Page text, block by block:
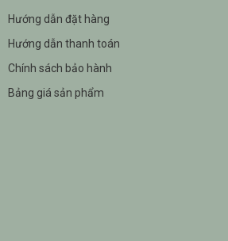
Hướng dẫn đặt hàng
Hướng dẫn thanh toán
Chính sách bảo hành
Bảng giá sản phẩm